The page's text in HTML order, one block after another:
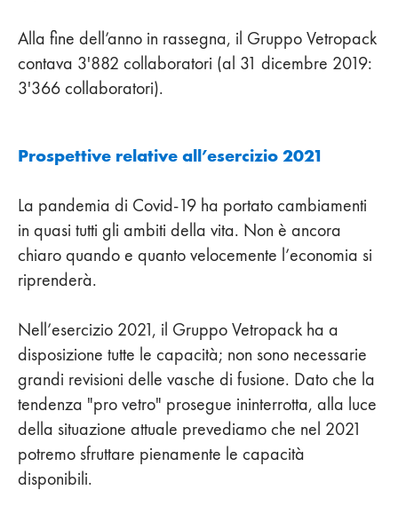
Alla fine dell’anno in rassegna, il Gruppo Vetropack
contava 3'882 collaboratori (al 31 dicembre 2019:
3'366 collaboratori).
Prospettive relative all’esercizio 2021
La pandemia di Covid-19 ha portato cambiamenti
in quasi tutti gli ambiti della vita. Non è ancora
chiaro quando e quanto velocemente l’economia si
riprenderà.
Nell’esercizio 2021, il Gruppo Vetropack ha a
disposizione tutte le capacità; non sono necessarie
grandi revisioni delle vasche di fusione. Dato che la
tendenza "pro vetro" prosegue ininterrotta, alla luce
della situazione attuale prevediamo che nel 2021
potremo sfruttare pienamente le capacità
disponibili.